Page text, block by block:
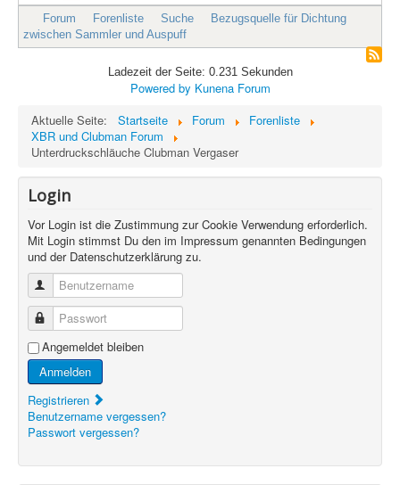
Forum Forenliste Suche
Bezugsquelle für Dichtung
zwischen Sammler und Auspuff
Ladezeit der Seite: 0.231 Sekunden
Powered by Kunena Forum
Aktuelle Seite:
Startseite Forum
Forenliste
XBR und Clubman Forum
Unterdruckschläuche Clubman Vergaser
Login
Vor Login ist die Zustimmung zur Cookie Verwendung erforderlich.
Mit Login stimmst Du den im Impressum genannten Bedingungen
und der Datenschutzerklärung zu.
Benutzername
Passwort
Angemeldet bleiben
Anmelden
Registrieren
Benutzername vergessen?
Passwort vergessen?